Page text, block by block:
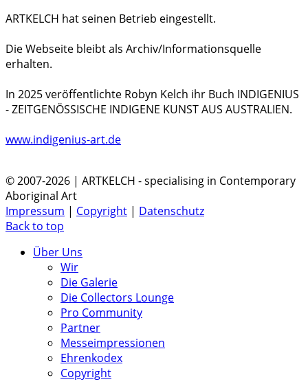
ARTKELCH hat seinen Betrieb eingestellt.
Die Webseite bleibt als Archiv/Informationsquelle
erhalten.
In 2025 veröffentlichte Robyn Kelch ihr Buch INDIGENIUS
- ZEITGENÖSSISCHE INDIGENE KUNST AUS AUSTRALIEN.
www.indigenius-art.de
© 2007-2026 | ARTKELCH - specialising in Contemporary
Aboriginal Art
Impressum | Copyright | Datenschutz
Back to top
Über Uns
Wir
Die Galerie
Die Collectors Lounge
Pro Community
Partner
Messeimpressionen
Ehrenkodex
Copyright